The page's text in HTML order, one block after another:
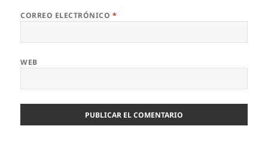
CORREO ELECTRÓNICO *
WEB